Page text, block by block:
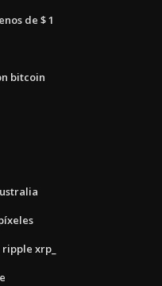
de $ 1
bitcoin
xrp_